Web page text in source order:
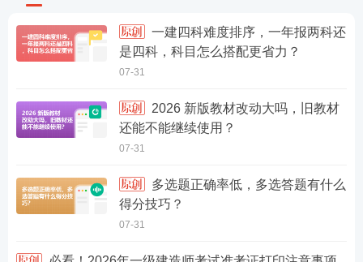
一建四科难度排序，一年报两科还
是四科，科目怎么搭配更省力？
07-31
2026 新版教材改动大吗，旧教材
还能不能继续使用？
07-31
多选题正确率低，多选答题有什么
得分技巧？
07-31